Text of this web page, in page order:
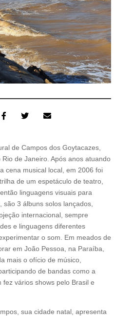
de Campos dos Goytacazes,
de Janeiro. Após anos atuando
cena musical local, em 2006 foi
de um espetáculo de teatro,
linguagens visuais para
são 3 álbuns solos lançados,
internacional, sempre
e linguagens diferentes
o som. Em meados de
em João Pessoa, na Paraíba,
mais o ofício de músico,
de bandas como a
fez vários shows pelo Brasil e
sua cidade natal, apresenta